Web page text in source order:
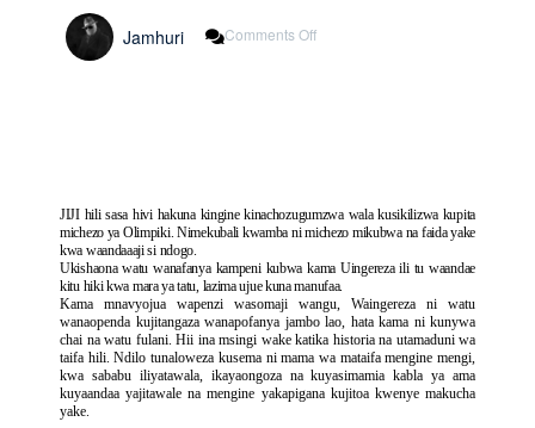
Jamhuri Comments Off
JIJI hili sasa hivi hakuna kingine kinachozugumzwa wala kusikilizwa kupita
michezo ya Olimpiki. Nimekubali kwamba ni michezo mikubwa na faida yake
kwa waandaaaji si ndogo.
Ukishaona watu wanafanya kampeni kubwa kama Uingereza ili tu waandae
kitu hiki kwa mara ya tatu, lazima ujue kuna manufaa.
Kama mnavyojua wapenzi wasomaji wangu, Waingereza ni watu
wanaopenda kujitangaza wanapofanya jambo lao, hata kama ni kunywa
chai na watu fulani. Hii ina msingi wake katika historia na utamaduni wa
taifa hili. Ndilo tunaloweza kusema ni mama wa mataifa mengine mengi,
kwa sababu iliyatawala, ikayaongoza na kuyasimamia kabla ya ama
kuyaandaa yajitawale na mengine yakapigana kujitoa kwenye makucha
yake.